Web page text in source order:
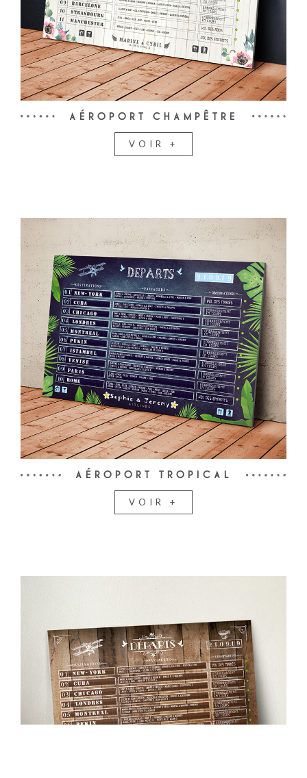
AÉROPORT CHAMPÊTRE
VOIR +
AÉROPORT TROPICAL
VOIR +